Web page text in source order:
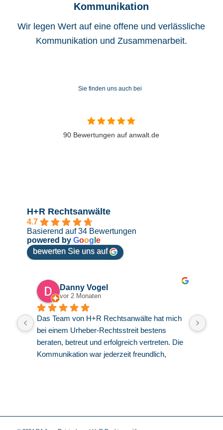
Kommunikation
Wir legen Wert auf eine offene und verlässliche
Kommunikation und Zusammenarbeit.
Sie finden uns auch bei
90 Bewertungen auf anwalt.de
H+R Rechtsanwälte
4.7
Basierend auf 34 Bewertungen
powered by Goog e
bewerten Sie uns auf
Danny Vogel
vor 2 Monaten
Das Team von H+R Rechtsanwälte hat mich
bei einem Urheber-Rechtsstreit bestens
beraten, betreut und erfolgreich vertreten. Die
Kommunikation war jederzeit freundlich,